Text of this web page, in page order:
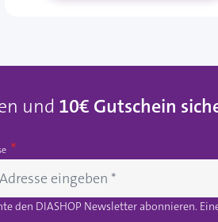
und 10€ Gutschein
den DIASHOP Newsletter abonnieren.